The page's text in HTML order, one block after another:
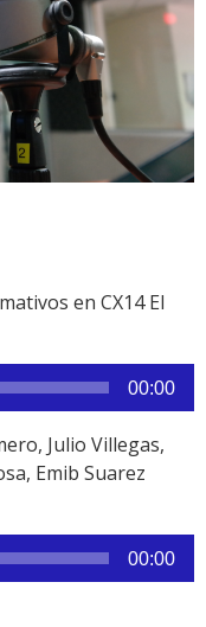
en CX14 El
00:00
Julio Villegas,
Emib Suarez
00:00